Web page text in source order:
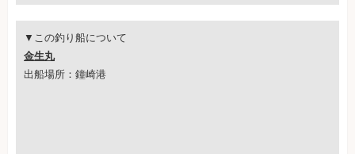
▼この釣り船について
金生丸
出船場所：鐘崎港